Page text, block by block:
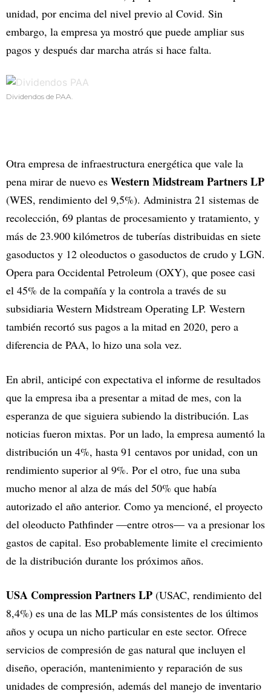
unidad, por encima del nivel previo al Covid. Sin
embargo, la empresa ya mostró que puede ampliar sus
pagos y después dar marcha atrás si hace falta.
Dividendos de PAA.
Otra empresa de infraestructura energética que vale la
pena mirar de nuevo es Western Midstream Partners LP
(WES, rendimiento del 9,5%). Administra 21 sistemas de
recolección, 69 plantas de procesamiento y tratamiento, y
más de 23.900 kilómetros de tuberías distribuidas en siete
gasoductos y 12 oleoductos o gasoductos de crudo y LGN.
Opera para Occidental Petroleum (OXY), que posee casi
el 45% de la compañía y la controla a través de su
subsidiaria Western Midstream Operating LP. Western
también recortó sus pagos a la mitad en 2020, pero a
diferencia de PAA, lo hizo una sola vez.
En abril, anticipé con expectativa el informe de resultados
que la empresa iba a presentar a mitad de mes, con la
esperanza de que siguiera subiendo la distribución. Las
noticias fueron mixtas. Por un lado, la empresa aumentó la
distribución un 4%, hasta 91 centavos por unidad, con un
rendimiento superior al 9%. Por el otro, fue una suba
mucho menor al alza de más del 50% que había
autorizado el año anterior. Como ya mencioné, el proyecto
del oleoducto Pathfinder —entre otros— va a presionar los
gastos de capital. Eso probablemente limite el crecimiento
de la distribución durante los próximos años.
USA Compression Partners LP (USAC, rendimiento del
8,4%) es una de las MLP más consistentes de los últimos
años y ocupa un nicho particular en este sector. Ofrece
servicios de compresión de gas natural que incluyen el
diseño, operación, mantenimiento y reparación de sus
unidades de compresión, además del manejo de inventario